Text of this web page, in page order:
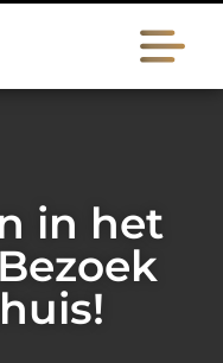
in het